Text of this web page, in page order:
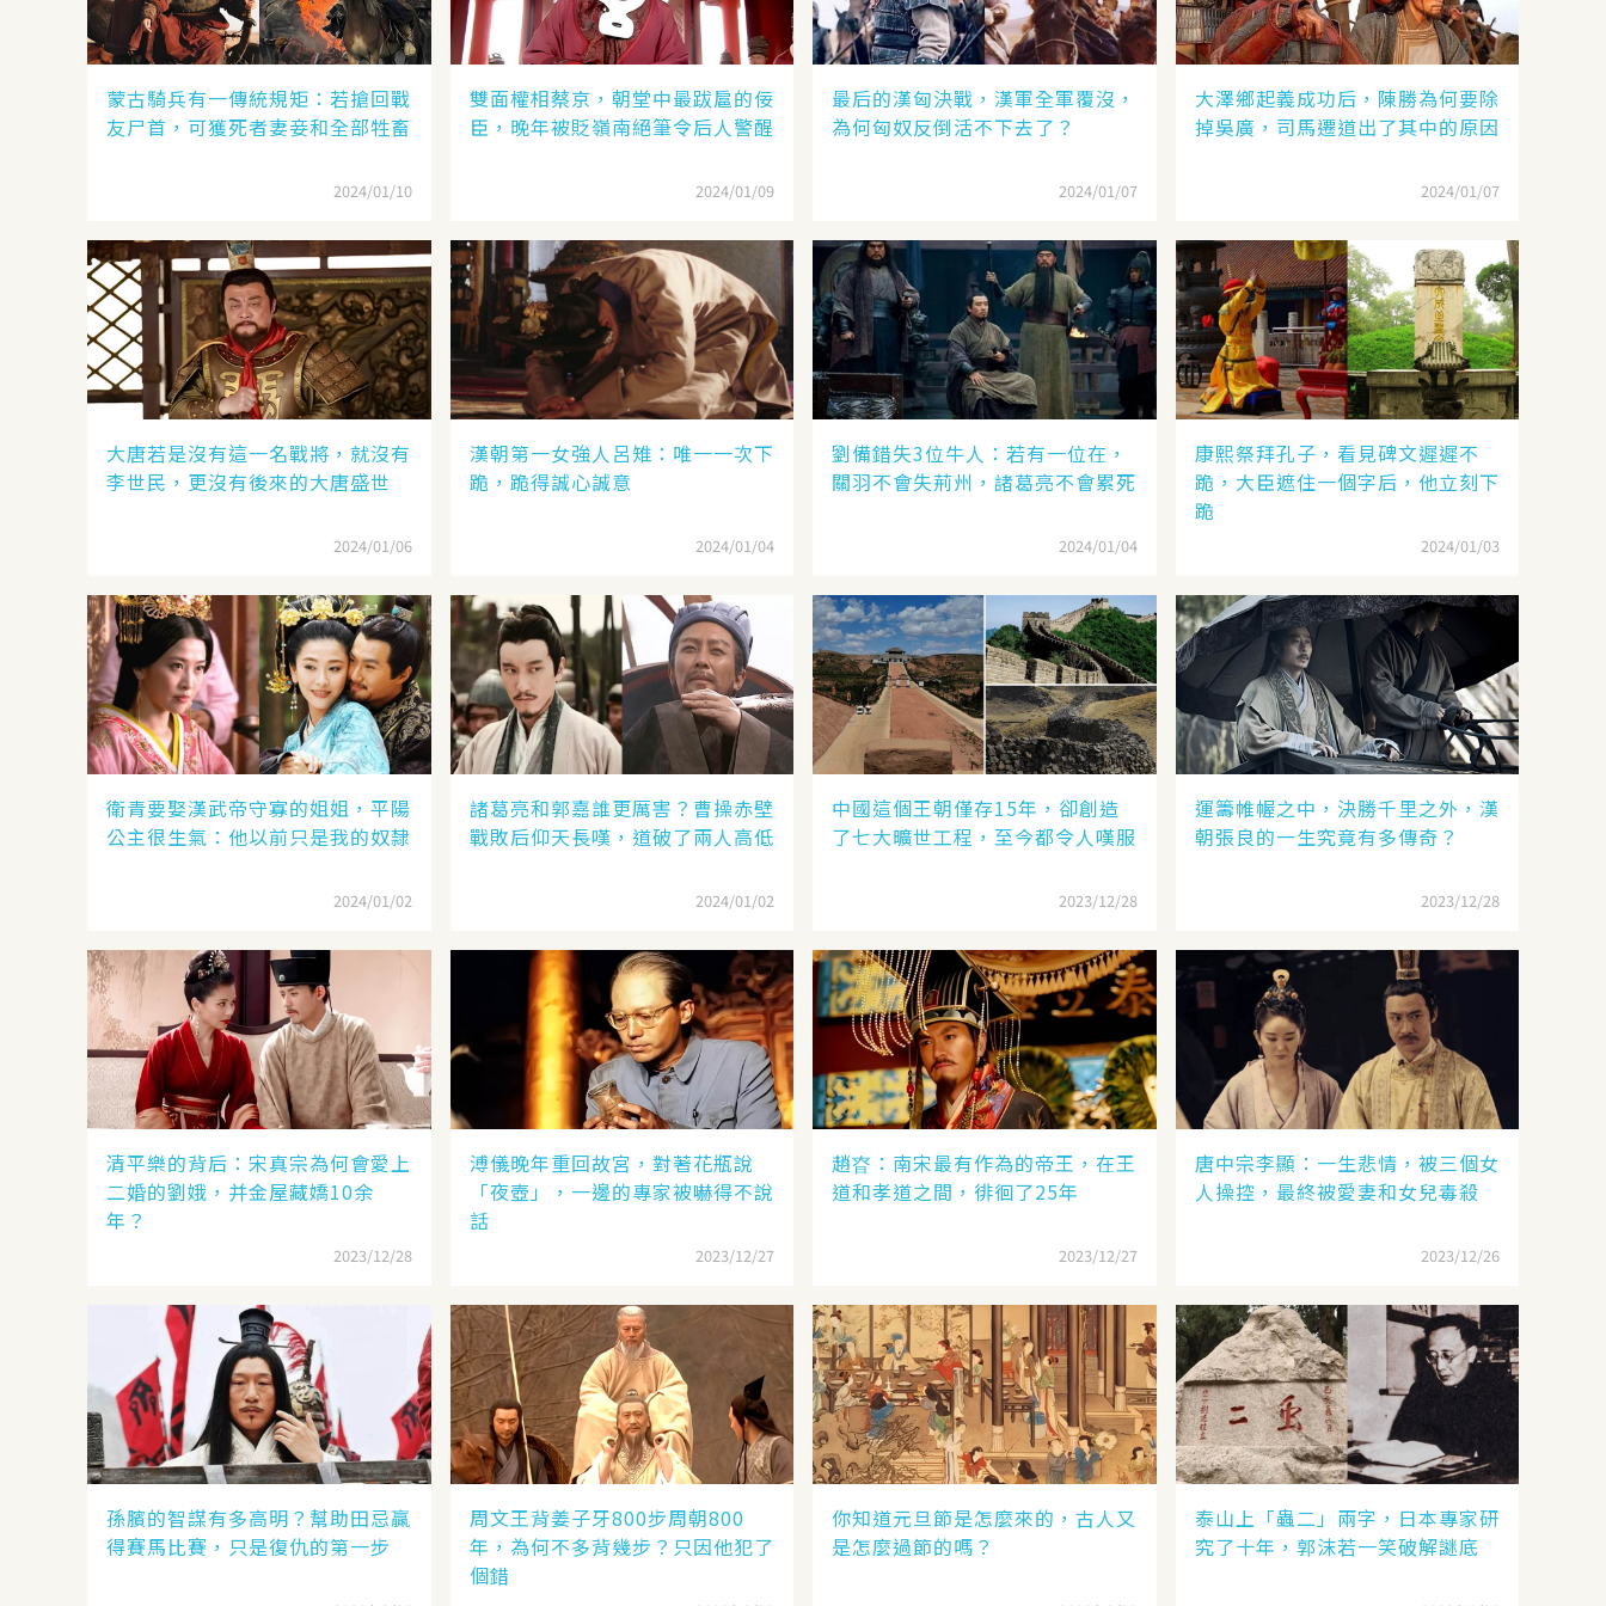
蒙古騎兵有一傳統規矩：若搶回戰
友尸首，可獲死者妻妾和全部牲畜
2024/01/10
雙面權相蔡京，朝堂中最跋扈的佞
臣，晚年被貶嶺南絕筆令后人警醒
2024/01/09
最后的漢匈決戰，漢軍全軍覆沒，
為何匈奴反倒活不下去了？
2024/01/07
大澤鄉起義成功后，陳勝為何要除
掉吳廣，司馬遷道出了其中的原因
2024/01/07
大唐若是沒有這一名戰將，就沒有
李世民，更沒有後來的大唐盛世
2024/01/06
漢朝第一女強人呂雉：唯一一次下
跪，跪得誠心誠意
2024/01/04
劉備錯失3位牛人：若有一位在，
關羽不會失荊州，諸葛亮不會累死
2024/01/04
康熙祭拜孔子，看見碑文遲遲不
跪，大臣遮住一個字后，他立刻下
跪
2024/01/03
衛青要娶漢武帝守寡的姐姐，平陽
公主很生氣：他以前只是我的奴隸
2024/01/02
諸葛亮和郭嘉誰更厲害？曹操赤壁
戰敗后仰天長嘆，道破了兩人高低
2024/01/02
中國這個王朝僅存15年，卻創造
了七大曠世工程，至今都令人嘆服
2023/12/28
運籌帷幄之中，決勝千里之外，漢
朝張良的一生究竟有多傳奇？
2023/12/28
清平樂的背后：宋真宗為何會愛上
二婚的劉娥，并金屋藏嬌10余
年？
2023/12/28
溥儀晚年重回故宮，對著花瓶說
「夜壺」，一邊的專家被嚇得不說
話
2023/12/27
趙昚：南宋最有作為的帝王，在王
道和孝道之間，徘徊了25年
2023/12/27
唐中宗李顯：一生悲情，被三個女
人操控，最終被愛妻和女兒毒殺
2023/12/26
孫臏的智謀有多高明？幫助田忌贏
得賽馬比賽，只是復仇的第一步
周文王背姜子牙800步周朝800
年，為何不多背幾步？只因他犯了
個錯
你知道元旦節是怎麼來的，古人又
是怎麼過節的嗎？
泰山上「蟲二」兩字，日本專家研
究了十年，郭沫若一笑破解謎底